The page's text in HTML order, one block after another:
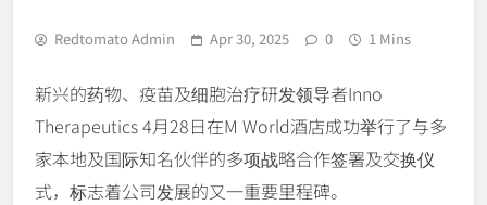
Redtomato Admin Apr 30, 2025 0 1 Mins
新兴的药物、疫苗及细胞治疗研发领导者Inno
Therapeutics 4月28日在M World酒店成功举行了与多
家本地及国际知名伙伴的多项战略合作签署及交换仪
式，标志着公司发展的又一重要里程碑。